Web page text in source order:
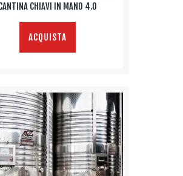
CHIAVI IN MANO 4.0
ACQUISTA